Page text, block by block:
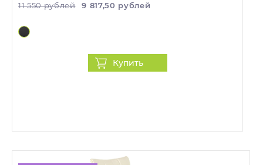
11 550 рублей 9 817,50 рублей
Купить